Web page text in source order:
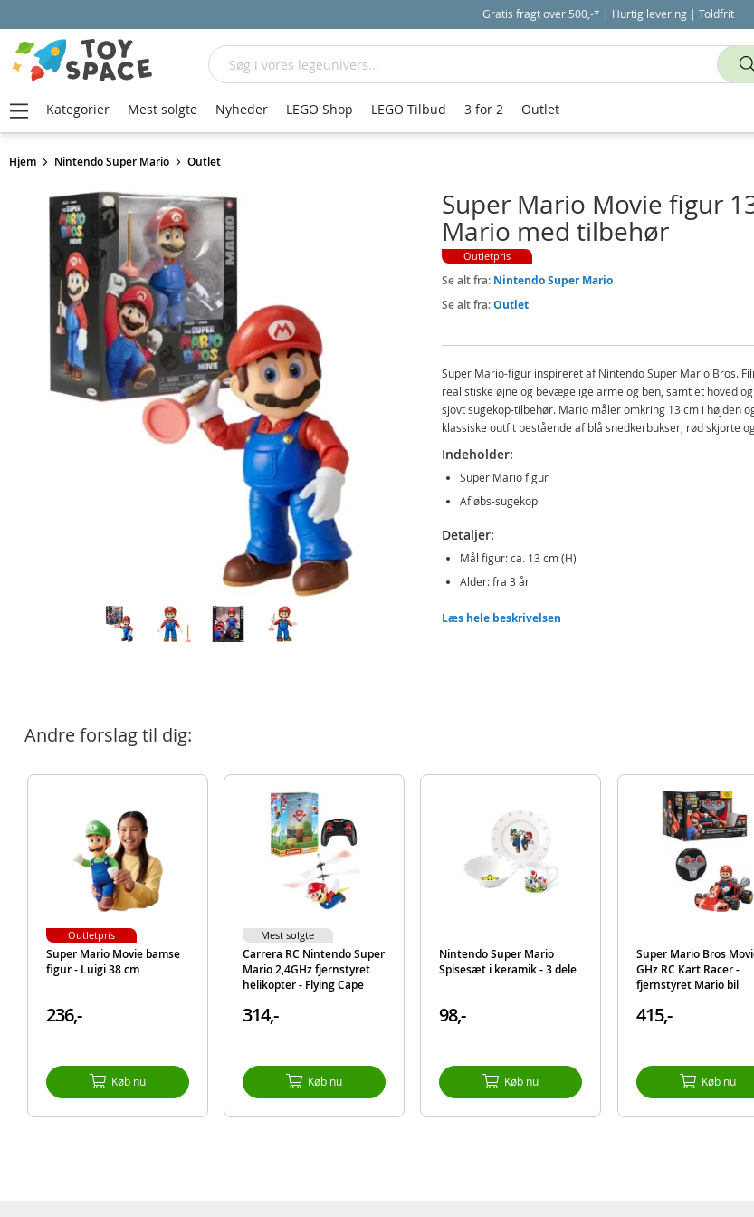
Gratis fragt over 500,-* | Hurtig levering | Toldfrit
Hjem Nintendo Super Mario Outlet
Super Mario Movie figur
Mario med tilbehør
Outletpris
Se alt fra: Nintendo Super Mario
Se alt fra:Outlet
Super Mario-figur inspireret af Nintendo Super Mario Bros.
realistiske øjne og bevægelige arme og ben, samt et hoved
sjovt sugekop-tilbehør. Mario måler omkring 13 cm i højden
klassiske outfit bestående af blå snedkerbukser, rød skjorte
Indeholder:
Super Mario figur
Afløbs-sugekop
Detaljer:
Mål figur: ca. 13 cm (H)
Alder: fra 3 år
Produktdetaljer
Model
Læs hele beskrivelsen
Andre forslag til dig:
Super Mario Movie bamse
figur - Luigi 38 cm
236,-
Køb nu
Outletpris
Carrera RC Nintendo Super
Mario 2,4GHz fjernstyret
helikopter - Flying Cape
314,-
Køb nu
Mest solgte
Nintendo Super Mario
Spisesæt i keramik - 3 dele
98,-
Køb nu
Super Mario Bros
GHz RC Kart Racer -
fjernstyret Mario bil
415,-
Køb nu
Søg
Kategorier Mest solgte Nyheder LEGO Shop LEGO Tilbud 3 for 2 Outlet